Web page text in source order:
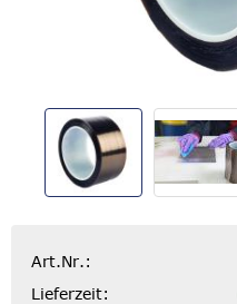
Art.Nr.:
Lieferzeit: